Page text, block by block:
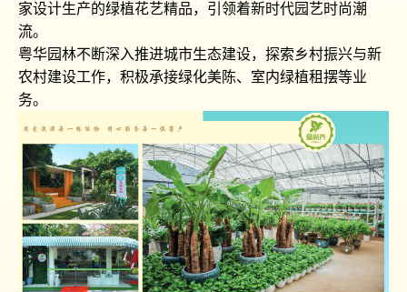
家设计生产的绿植花艺精品，引领着新时代园艺时尚潮
流。
粤华园林不断深入推进城市生态建设，探索乡村振兴与新
农村建设工作，积极承接绿化美陈、室内绿植租摆等业
务。